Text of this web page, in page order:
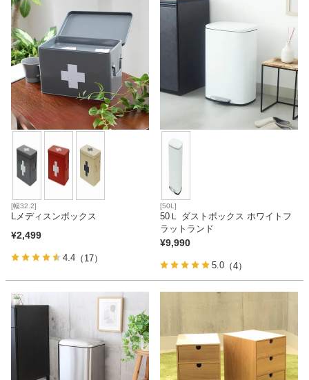
家電・照明器具
インテリア雑貨
ガーデン
タワー
[幅32.2]
Lメディスンボックス
¥2,499
4.4 （17）
[50L]
50Ｌ ダストボックス ホワイトフ
ラットランド
¥9,990
5.0 （4）